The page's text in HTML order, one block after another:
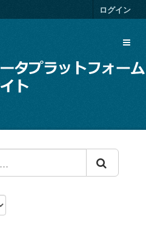
ログイン